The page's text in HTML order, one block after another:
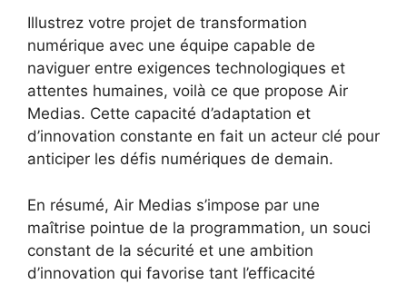
Illustrez votre projet de transformation
numérique avec une équipe capable de
naviguer entre exigences technologiques et
attentes humaines, voilà ce que propose Air
Medias. Cette capacité d’adaptation et
d’innovation constante en fait un acteur clé pour
anticiper les défis numériques de demain.
En résumé, Air Medias s’impose par une
maîtrise pointue de la programmation, un souci
constant de la sécurité et une ambition
d’innovation qui favorise tant l’efficacité